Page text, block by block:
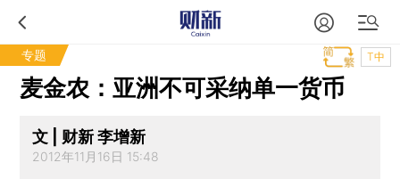
专题 T中
麦金农：亚洲不可采纳单一货币
文 | 财新 李增新
2012年11月16日 15:48